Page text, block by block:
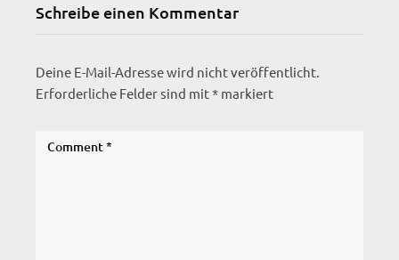
Schreibe einen Kommentar
Deine E-Mail-Adresse wird nicht veröffentlicht.
Erforderliche Felder sind mit* markiert